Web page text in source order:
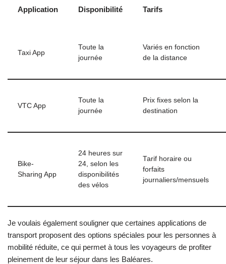
Application Disponibilité Tarifs
Taxi App
Toute la
journée
Variés en fonction
de la distance
VTC App
Toute la
journée
Prix fixes selon la
destination
Bike-
Sharing App
24 heures sur
24, selon les
disponibilités
des vélos
Tarif horaire ou
forfaits
journaliers/mensuels
Je voulais également souligner que certaines applications de
transport proposent des options spéciales pour les personnes à
mobilité réduite, ce qui permet à tous les voyageurs de profiter
pleinement de leur séjour dans les Baléares.